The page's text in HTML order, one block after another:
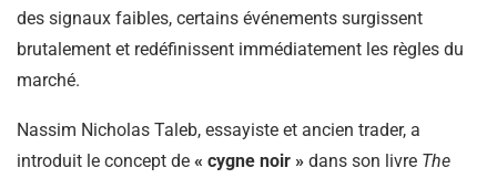
des signaux faibles, certains événements surgissent
brutalement et redéfinissent immédiatement les règles du
marché.
Nassim Nicholas Taleb, essayiste et ancien trader, a
introduit le concept de « cygne noir » dans son livre The